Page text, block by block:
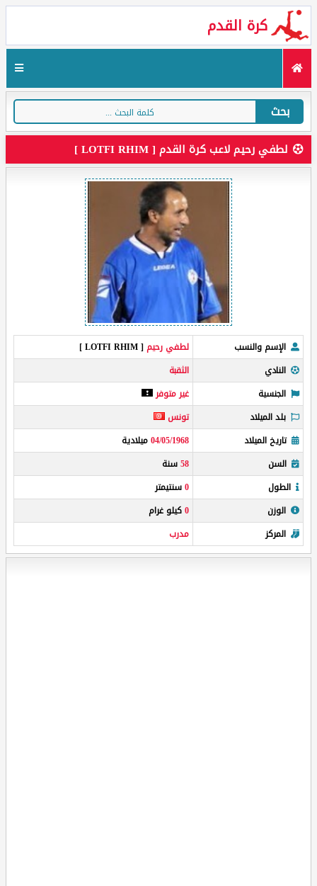
كرة القدم
بحث
لطفي رحيم لاعب كرة القدم [ LOTFI RHIM ]
الإسم والنسب لطفي رحيم[ LOTFI RHIM ]
النادي
الثقبة
الجنسية
غير متوفر
بلد الميلاد
تونس
تاريخ الميلاد
04/05/1968ميلادية
السن
58سنة
الطول
0سنتيمتر
الوزن
0كيلو غرام
المركز
مدرب